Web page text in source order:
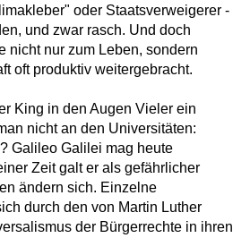
oder Staatsverweigerer -
und zwar rasch. Und doch
nicht nur zum Leben, sondern
oft produktiv weitergebracht.
King in den Augen Vieler ein
nicht an den Universitäten:
Galileo Galilei mag heute
Zeit galt er als gefährlicher
ändern sich. Einzelne
durch den von Martin Luther
der Bürgerrechte in ihren